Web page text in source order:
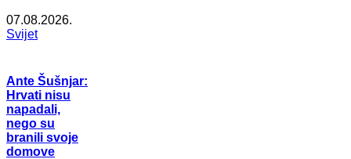
07.08.2026.
Svijet
Ante Šušnjar:
Hrvati nisu
napadali,
nego su
branili svoje
domove